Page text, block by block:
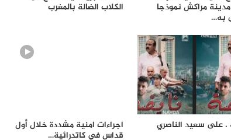
مراكش نموذجا
به…
الكلاب الضالة بالمغرب
، على سعيد الناصري اجراءات امنية مشددة خلال أول
قداس في كاتدرائية…